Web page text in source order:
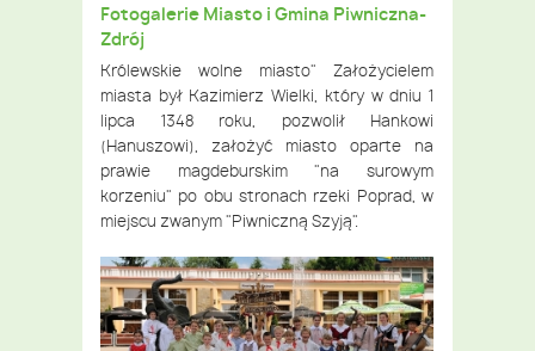
Fotogalerie Miasto i Gmina Piwniczna-
Zdrój
Królewskie wolne miasto" Założycielem
miasta był Kazimierz Wielki, który w dniu 1
lipca 1348 roku, pozwolił Hankowi
(Hanuszowi), założyć miasto oparte na
prawie magdeburskim "na surowym
korzeniu" po obu stronach rzeki Poprad, w
miejscu zwanym "Piwniczną Szyją".